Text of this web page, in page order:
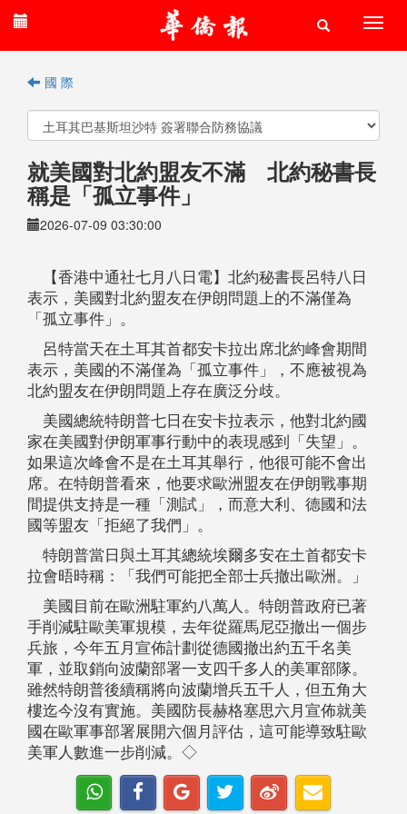
國 際
就美國對北約盟友不滿 北約秘書長
稱是「孤立事件」
2026-07-09 03:30:00
【香港中通社七月八日電】北約秘書長呂特八日
表示，美國對北約盟友在伊朗問題上的不滿僅為
「孤立事件」。
呂特當天在土耳其首都安卡拉出席北約峰會期間
表示，美國的不滿僅為「孤立事件」，不應被視為
北約盟友在伊朗問題上存在廣泛分歧。
美國總統特朗普七日在安卡拉表示，他對北約國
家在美國對伊朗軍事行動中的表現感到「失望」。
如果這次峰會不是在土耳其舉行，他很可能不會出
席。在特朗普看來，他要求歐洲盟友在伊朗戰事期
間提供支持是一種「測試」，而意大利、德國和法
國等盟友「拒絕了我們」。
特朗普當日與土耳其總統埃爾多安在土首都安卡
拉會晤時稱：「我們可能把全部士兵撤出歐洲。」
美國目前在歐洲駐軍約八萬人。特朗普政府已著
手削減駐歐美軍規模，去年從羅馬尼亞撤出一個步
兵旅，今年五月宣佈計劃從德國撤出約五千名美
軍，並取銷向波蘭部署一支四千多人的美軍部隊。
雖然特朗普後續稱將向波蘭增兵五千人，但五角大
樓迄今沒有實施。美國防長赫格塞思六月宣佈就美
國在歐軍事部署展開六個月評估，這可能導致駐歐
美軍人數進一步削減。◇